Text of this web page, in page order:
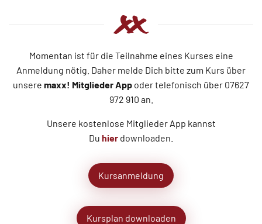
Momentan ist für die Teilnahme eines Kurses eine
Anmeldung nötig. Daher melde Dich bitte zum Kurs über
unsere maxx! Mitglieder App oder telefonisch über 07627
972 910 an.
Unsere kostenlose Mitglieder App kannst
Du hier downloaden.
Kursanmeldung
Kursplan downloaden